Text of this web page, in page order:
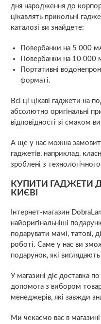
дня народження до
цікавлять прикольні
каталозі ви знайдете:
Повербанки на 5 000
Повербанки на 10 000
Портативні
форматі.
Всі ці цікаві гаджети на
абсолютно оригінальні
відповідності зі смаком
А ще у нас можна
гаджетів, наприклад,
зроблені з
КУПИТИ ГАДЖЕТИ
КИЄВІ
Інтернет-магазин
найоригінальніші
подарувати мамі, татові,
роботі. Саме у нас ви
подарунок, які
У магазині діє доставка
допомога з вибором
менеджерів, які завжди
Ми чекаємо вас в